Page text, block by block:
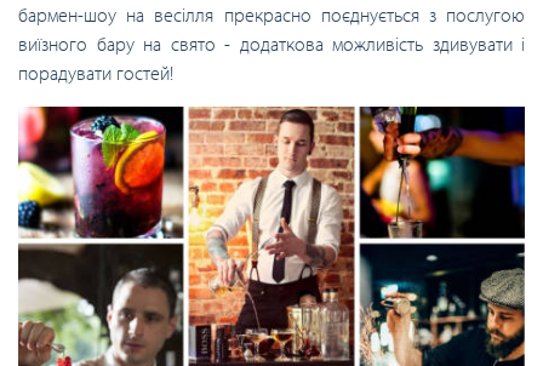
бармен-шоу на весілля прекрасно поєднується з послугою
виїзного бару на свято - додаткова можливість здивувати і
порадувати гостей!